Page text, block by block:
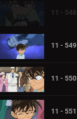
11 - 548
11 - 549
11 - 550
11 - 551